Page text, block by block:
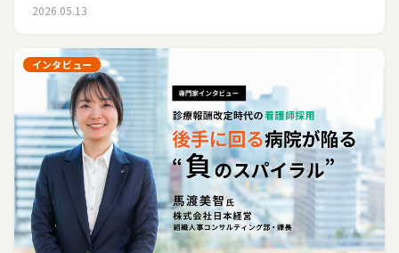
2026.05.13
インタビュー